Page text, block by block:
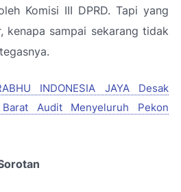
Komisi III DPRD. Tapi yang
kenapa sampai sekarang tidak
tegasnya.
INDONESIA JAYA Desak
Audit Menyeluruh Pekon